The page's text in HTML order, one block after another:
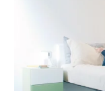
KALTENG
WN